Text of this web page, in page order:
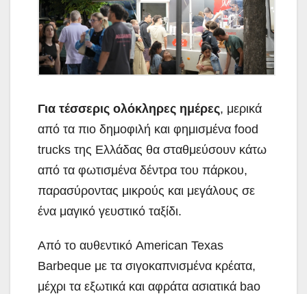
Για τέσσερις ολόκληρες ημέρες, μερικά
από τα πιο δημοφιλή και φημισμένα food
trucks της Ελλάδας θα σταθμεύσουν κάτω
από τα φωτισμένα δέντρα του πάρκου,
παρασύροντας μικρούς και μεγάλους σε
ένα μαγικό γευστικό ταξίδι.
Από το αυθεντικό American Texas
Barbeque με τα σιγοκαπνισμένα κρέατα,
μέχρι τα εξωτικά και αφράτα ασιατικά bao